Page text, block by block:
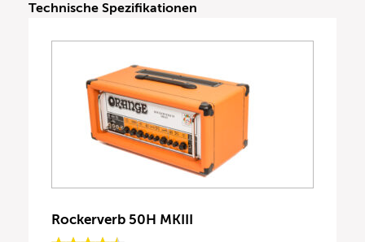
Technische Spezifikationen
Rockerverb 50H MKIII